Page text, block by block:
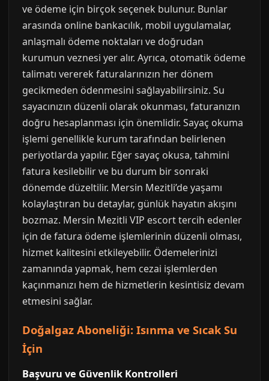
ve ödeme için birçok seçenek bulunur. Bunlar
arasında online bankacılık, mobil uygulamalar,
anlaşmalı ödeme noktaları ve doğrudan
kurumun veznesi yer alır. Ayrıca, otomatik ödeme
talimatı vererek faturalarınızın her dönem
gecikmeden ödenmesini sağlayabilirsiniz. Su
sayacınızın düzenli olarak okunması, faturanızın
doğru hesaplanması için önemlidir. Sayaç okuma
işlemi genellikle kurum tarafından belirlenen
periyotlarda yapılır. Eğer sayaç okusa, tahmini
fatura kesilebilir ve bu durum bir sonraki
dönemde düzeltilir. Mersin Mezitli’de yaşamı
kolaylaştıran bu detaylar, günlük hayatın akışını
bozmaz. Mersin Mezitli VIP escort tercih edenler
için de fatura ödeme işlemlerinin düzenli olması,
hizmet kalitesini etkileyebilir. Ödemelerinizi
zamanında yapmak, hem cezai işlemlerden
kaçınmanızı hem de hizmetlerin kesintisiz devam
etmesini sağlar.
Doğalgaz Aboneliği: Isınma ve Sıcak Su
İçin
Başvuru ve Güvenlik Kontrolleri